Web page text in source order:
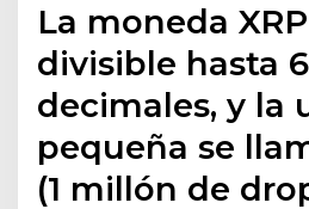
La moneda
divisible hasta
decimales, y la
pequeña se
(1 millón de